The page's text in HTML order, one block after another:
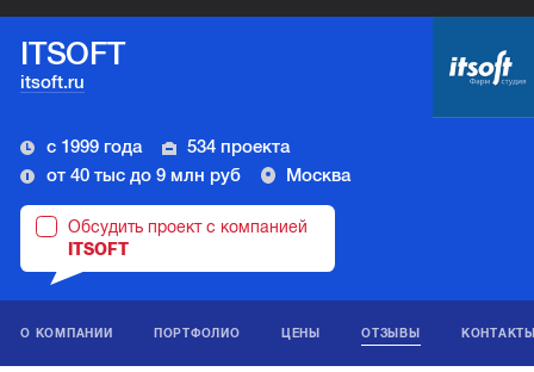
ITSOFT
itsoft.ru
с 1999 года
534 проекта
от 40 тыс до 9 млн руб
Москва
Обсудить проект с компанией
ITSOFT
О КОМПАНИИ ПОРТФОЛИО ЦЕНЫ ОТЗЫВЫ